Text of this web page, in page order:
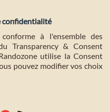
confidentialité
à l'ensemble des
Transparency & Consent
utilise la Consent
pouvez modifier vos choix